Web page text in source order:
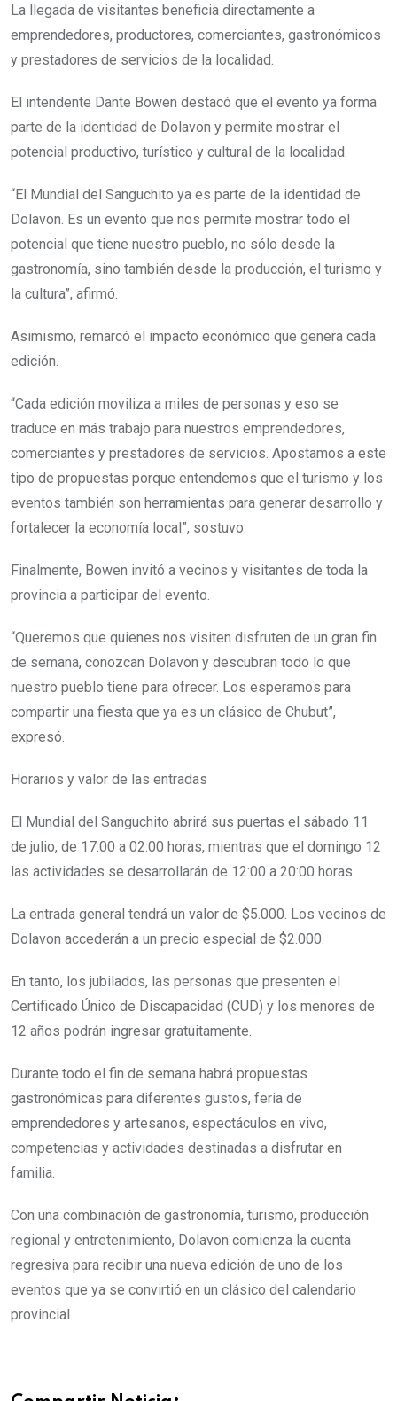
La llegada de visitantes beneficia directamente a
emprendedores, productores, comerciantes, gastronómicos
y prestadores de servicios de la localidad.
El intendente Dante Bowen destacó que el evento ya forma
parte de la identidad de Dolavon y permite mostrar el
potencial productivo, turístico y cultural de la localidad.
“El Mundial del Sanguchito ya es parte de la identidad de
Dolavon. Es un evento que nos permite mostrar todo el
potencial que tiene nuestro pueblo, no sólo desde la
gastronomía, sino también desde la producción, el turismo y
la cultura”, afirmó.
Asimismo, remarcó el impacto económico que genera cada
edición.
“Cada edición moviliza a miles de personas y eso se
traduce en más trabajo para nuestros emprendedores,
comerciantes y prestadores de servicios. Apostamos a este
tipo de propuestas porque entendemos que el turismo y los
eventos también son herramientas para generar desarrollo y
fortalecer la economía local”, sostuvo.
Finalmente, Bowen invitó a vecinos y visitantes de toda la
provincia a participar del evento.
“Queremos que quienes nos visiten disfruten de un gran fin
de semana, conozcan Dolavon y descubran todo lo que
nuestro pueblo tiene para ofrecer. Los esperamos para
compartir una fiesta que ya es un clásico de Chubut”,
expresó.
Horarios y valor de las entradas
El Mundial del Sanguchito abrirá sus puertas el sábado 11
de julio, de 17:00 a 02:00 horas, mientras que el domingo 12
las actividades se desarrollarán de 12:00 a 20:00 horas.
La entrada general tendrá un valor de $5.000. Los vecinos de
Dolavon accederán a un precio especial de $2.000.
En tanto, los jubilados, las personas que presenten el
Certificado Único de Discapacidad (CUD) y los menores de
12 años podrán ingresar gratuitamente.
Durante todo el fin de semana habrá propuestas
gastronómicas para diferentes gustos, feria de
emprendedores y artesanos, espectáculos en vivo,
competencias y actividades destinadas a disfrutar en
familia.
Con una combinación de gastronomía, turismo, producción
regional y entretenimiento, Dolavon comienza la cuenta
regresiva para recibir una nueva edición de uno de los
eventos que ya se convirtió en un clásico del calendario
provincial.